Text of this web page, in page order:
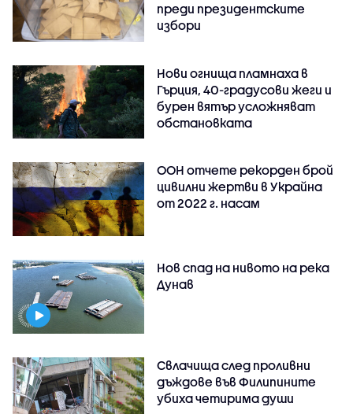
преди президентските
избори
Нови огнища пламнаха в
Гърция, 40-градусови жеги и
бурен вятър усложняват
обстановката
ООН отчете рекорден брой
цивилни жертви в Украйна
от 2022 г. насам
Нов спад на нивото на река
Дунав
Свлачища след проливни
дъждове във Филипините
убиха четирима души